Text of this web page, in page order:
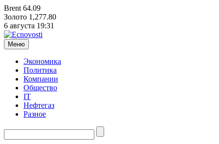
Brent 64.09
Золото 1,277.80
6 августа 19:31
Меню
Экономика
Политика
Компании
Общество
IT
Нефтегаз
Разное